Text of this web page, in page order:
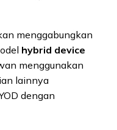
menggabungkan
hybrid device
menggunakan
lainnya
dengan